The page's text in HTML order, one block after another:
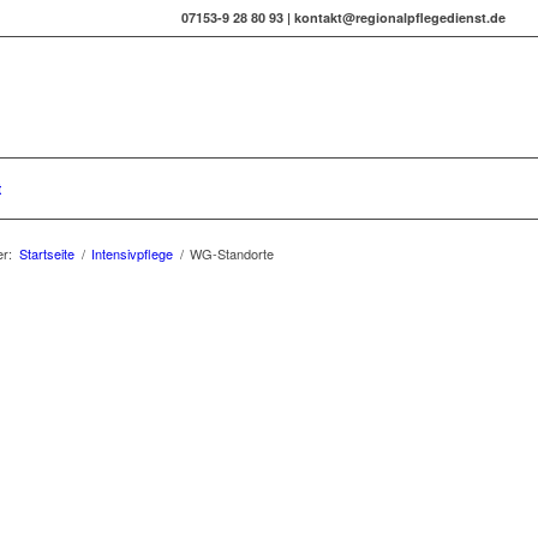
07153-9 28 80 93 |kontakt@regionalpflegedienst.de
Startseite / Intensivpflege / WG-Standorte
GENIESSEN